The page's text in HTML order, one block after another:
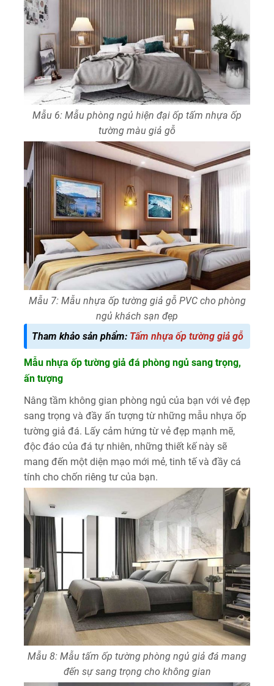
Mẫu 6: Mẫu phòng ngủ hiện đại ốp tấm nhựa ốp
tường màu giả gỗ
Mẫu 7: Mẫu nhựa ốp tường giả gỗ PVC cho phòng
ngủ khách sạn đẹp
Tham khảo sản phẩm: Tấm nhựa ốp tường giả gỗ
Mẫu nhựa ốp tường giả đá phòng ngủ sang trọng,
ấn tượng
Nâng tầm không gian phòng ngủ của bạn với vẻ đẹp
sang trọng và đầy ấn tượng từ những mẫu nhựa ốp
tường giả đá. Lấy cảm hứng từ vẻ đẹp mạnh mẽ,
độc đáo của đá tự nhiên, những thiết kế này sẽ
mang đến một diện mạo mới mẻ, tinh tế và đầy cá
tính cho chốn riêng tư của bạn.
Mẫu 8: Mẫu tấm ốp tường phòng ngủ giả đá mang
đến sự sang trọng cho không gian